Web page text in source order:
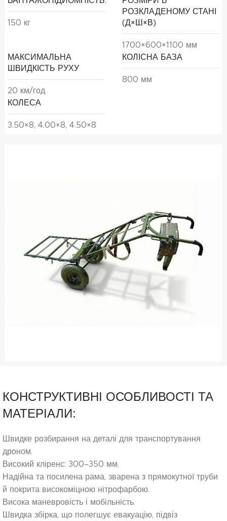
150 кг
РОЗКЛАДЕНОМУ СТАНІ
(Д×Ш×В)
1700×600×1100 мм
МАКСИМАЛЬНА
ШВИДКІСТЬ РУХУ
20 км/год
КОЛІСНА БАЗА
800 мм
КОЛЕСА
3.50×8, 4.00×8, 4.50×8
КОНСТРУКТИВНІ ОСОБЛИВОСТІ ТА
МАТЕРІАЛИ:
Швидке розбирання на деталі для транспортування
дроном.
Високий кліренс: 300–350 мм.
Надійна та посилена рама, зварена з прямокутної труби
й покрита високоміцною нітрофарбою.
Висока маневровість і мобільність.
Швидка збірка, що полегшує евакуацію, підвіз